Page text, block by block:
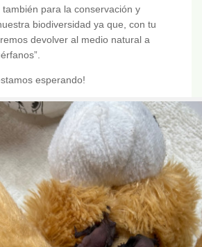
también para la conservación y
biodiversidad ya que, con tu
devolver al medio natural a
esperando!